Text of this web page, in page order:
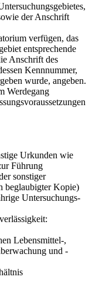
der Anschrift
verfügen, das
entsprechende
Anschrift des
Kennnummer,
wurde, angeben.
Werdegang
Urkunden wie
Führung
sonstiger
beglaubigter Kopie)
Untersuchungs-
Lebensmittel-,
und -